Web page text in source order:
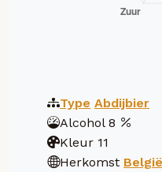
Type Abdijbier
Alcohol 8
Kleur 11
Herkomst België